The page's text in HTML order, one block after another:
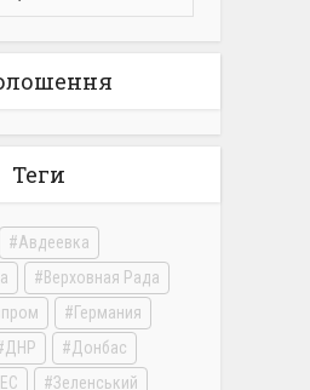
Теги
Авдеевка
Верховная Рада
Германия
ДНР
Донбас
ЕС Зеленський